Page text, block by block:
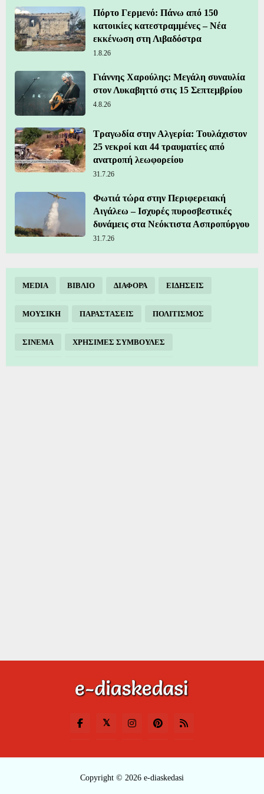
Πόρτο Γερμενό: Πάνω από 150
κατοικίες κατεστραμμένες – Νέα
εκκένωση στη Λιβαδόστρα
1.8.26
Γιάννης Χαρούλης: Μεγάλη συναυλία
στον Λυκαβηττό στις 15 Σεπτεμβρίου
4.8.26
Τραγωδία στην Αλγερία: Τουλάχιστον
25 νεκροί και 44 τραυματίες από
ανατροπή λεωφορείου
31.7.26
Φωτιά τώρα στην Περιφερειακή
Αιγάλεω – Ισχυρές πυροσβεστικές
δυνάμεις στα Νεόκτιστα Ασπροπύργου
31.7.26
MEDIA ΒΙΒΛΙΟ ΔΙΑΦΟΡΑ ΕΙΔΗΣΕΙΣ
ΜΟΥΣΙΚΗ ΠΑΡΑΣΤΑΣΕΙΣ ΠΟΛΙΤΙΣΜΟΣ
ΣΙΝΕΜΑ ΧΡΗΣΙΜΕΣ ΣΥΜΒΟΥΛΕΣ
Copyright © 2026 e-diaskedasi